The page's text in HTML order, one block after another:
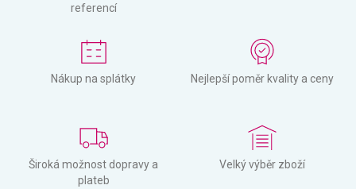
referencí
Nákup na splátky Nejlepší poměr kvality a ceny
Široká možnost dopravy a
plateb
Velký výběr zboží